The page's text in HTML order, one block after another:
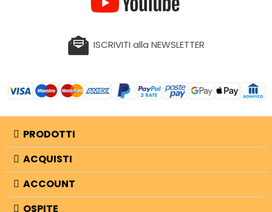
ISCRIVITI alla NEWSLETTER
PRODOTTI
ACQUISTI
ACCOUNT
OSPITE